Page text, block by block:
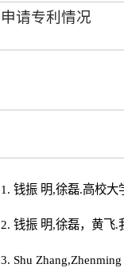
申请专利情况
1. 钱振 明,徐磊.高校大
2. 钱振 明,徐磊，黄飞.
3. Shu